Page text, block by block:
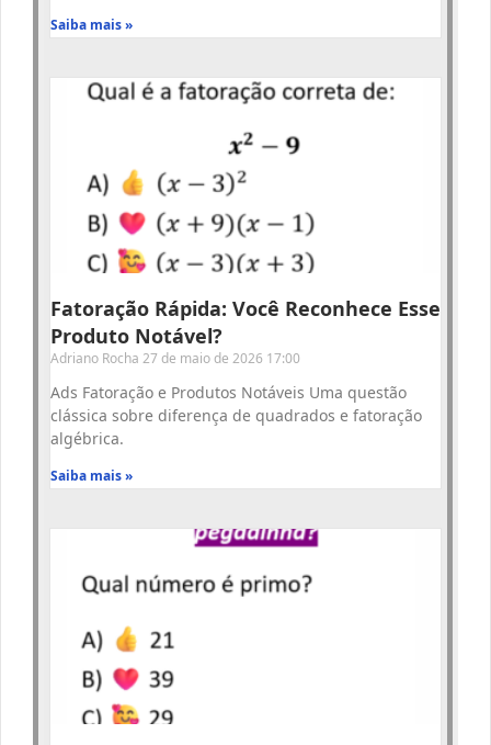
Saiba mais »
Fatoração Rápida: Você Reconhece Esse
Produto Notável?
Adriano Rocha 27 de maio de 2026 17:00
Ads Fatoração e Produtos Notáveis Uma questão
clássica sobre diferença de quadrados e fatoração
algébrica.
Saiba mais »